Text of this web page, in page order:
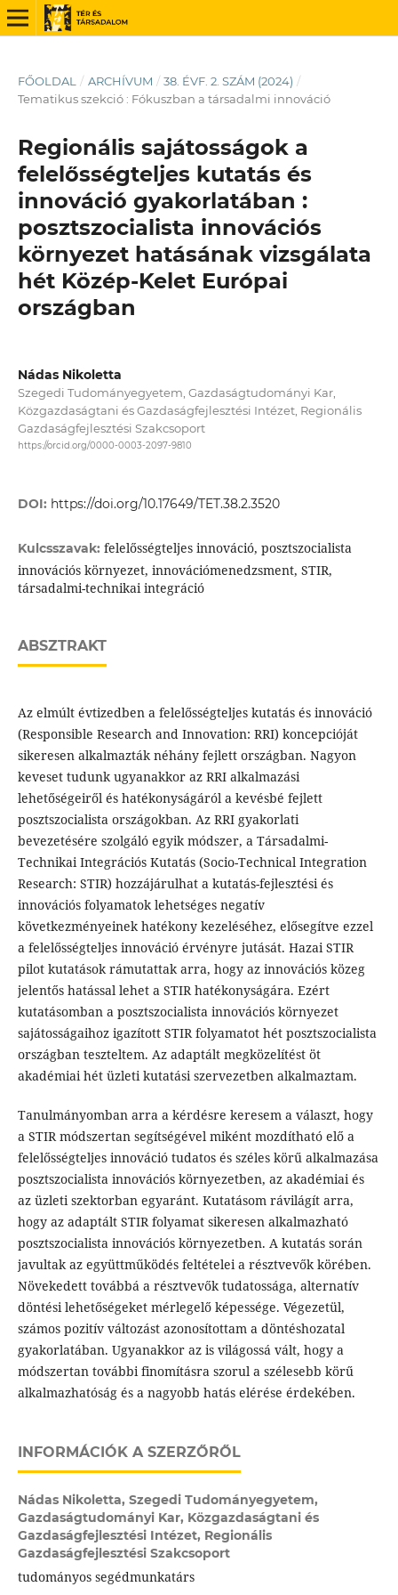
FŐOLDAL / ARCHÍVUM / 38. ÉVF. 2. SZÁM (2024) /
Tematikus szekció : Fókuszban a társadalmi innováció
Regionális sajátosságok a
felelősségteljes kutatás és
innováció gyakorlatában :
posztszocialista innovációs
környezet hatásának vizsgálata
hét Közép-Kelet Európai
országban
Nádas Nikoletta
Szegedi Tudományegyetem, Gazdaságtudományi Kar,
Közgazdaságtani és Gazdaságfejlesztési Intézet, Regionális
Gazdaságfejlesztési Szakcsoport
https://orcid.org/0000-0003-2097-9810
DOI: https://doi.org/10.17649/TET.38.2.3520
Kulcsszavak: felelősségteljes innováció, posztszocialista
innovációs környezet, innovációmenedzsment, STIR,
társadalmi-technikai integráció
ABSZTRAKT
Az elmúlt évtizedben a felelősségteljes kutatás és innováció
(Responsible Research and Innovation: RRI) koncepcióját
sikeresen alkalmazták néhány fejlett országban. Nagyon
keveset tudunk ugyanakkor az RRI alkalmazási
lehetőségeiről és hatékonyságáról a kevésbé fejlett
posztszocialista országokban. Az RRI gyakorlati
bevezetésére szolgáló egyik módszer, a Társadalmi-
Technikai Integrációs Kutatás (Socio-Technical Integration
Research: STIR) hozzájárulhat a kutatás-fejlesztési és
innovációs folyamatok lehetséges negatív
következményeinek hatékony kezeléséhez, elősegítve ezzel
a felelősségteljes innováció érvényre jutását. Hazai STIR
pilot kutatások rámutattak arra, hogy az innovációs közeg
jelentős hatással lehet a STIR hatékonyságára. Ezért
kutatásomban a posztszocialista innovációs környezet
sajátosságaihoz igazított STIR folyamatot hét posztszocialista
országban teszteltem. Az adaptált megközelítést öt
akadémiai hét üzleti kutatási szervezetben alkalmaztam.
Tanulmányomban arra a kérdésre keresem a választ, hogy
a STIR módszertan segítségével miként mozdítható elő a
felelősségteljes innováció tudatos és széles körű alkalmazása
posztszocialista innovációs környezetben, az akadémiai és
az üzleti szektorban egyaránt. Kutatásom rávilágít arra,
hogy az adaptált STIR folyamat sikeresen alkalmazható
posztszocialista innovációs környezetben. A kutatás során
javultak az együttműködés feltételei a résztvevők körében.
Növekedett továbbá a résztvevők tudatossága, alternatív
döntési lehetőségeket mérlegelő képessége. Végezetül,
számos pozitív változást azonosítottam a döntéshozatal
gyakorlatában. Ugyanakkor az is világossá vált, hogy a
módszertan további finomításra szorul a szélesebb körű
alkalmazhatóság és a nagyobb hatás elérése érdekében.
INFORMÁCIÓK A SZERZŐRŐL
Nádas Nikoletta, Szegedi Tudományegyetem,
Gazdaságtudományi Kar, Közgazdaságtani és
Gazdaságfejlesztési Intézet, Regionális
Gazdaságfejlesztési Szakcsoport
tudományos segédmunkatárs